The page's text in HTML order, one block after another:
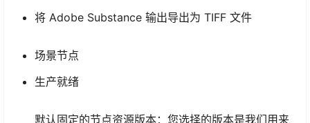
将 Adobe Substance 输出导出为 TIFF 文件
场景节点
生产就绪
默认固定的节点资源版本：您选择的版本是我们用来